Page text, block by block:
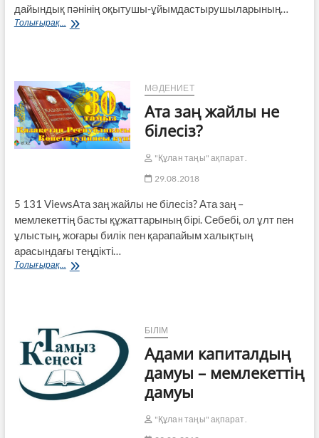
дайындық пәнінің оқытушы-ұйымдастырушыларының…
Толығырақ...
Сала
МӘДЕНИЕТ
Ата заң жайлы не
білесіз?
"Құлан таңы" ақпарат.
29.08.2018
5 131 ViewsАта заң жайлы не білесіз? Ата заң –
мемлекеттің басты құжаттарының бірі. Себебі, ол ұлт пен
ұлыстың, жоғары билік пен қарапайым халықтың
арасындағы теңдікті…
Толығырақ...
Ата
БІЛІМ
Адами капиталдың
дамуы – мемлекеттің
дамуы
"Құлан таңы" ақпарат.